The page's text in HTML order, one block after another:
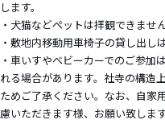
します。
・犬猫などペットは拝観できませ
・敷地内移動用車椅子の貸し出し
・車いすやベビーカーでのご参加
れる場合があります。社寺の構造
ためご了承ください。なお、自家
慮いただきます様、お願い致します